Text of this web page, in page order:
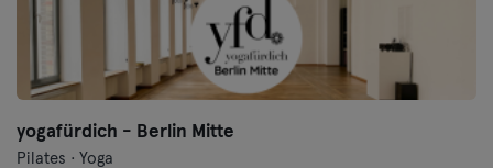
yogafürdich - Berlin Mitte
Pilates · Yoga
Hamburg